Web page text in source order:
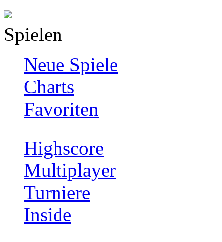
Spielen
Neue Spiele
Charts
Favoriten
Highscore
Multiplayer
Turniere
Inside